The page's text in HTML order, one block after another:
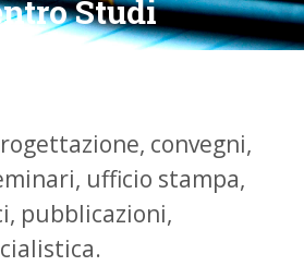
Studi
are here:
convegni,
ufficio stampa,
pubblicazioni,